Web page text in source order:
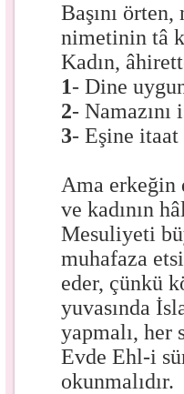
Başını
nimetinin tâ
Kadın,
1- Dine
2- Namazını
3- Eşine
Ama erkeğin
ve kadının
Mesuliyeti
muhafaza
eder, çünkü
yuvasında
yapmalı, her
Evde Ehl-i
okunmalıdır.